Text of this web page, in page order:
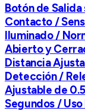
Botón de Salida
Contacto /
Iluminado /
Abierto y
Distancia
Detección /
Ajustable de
Segundos /